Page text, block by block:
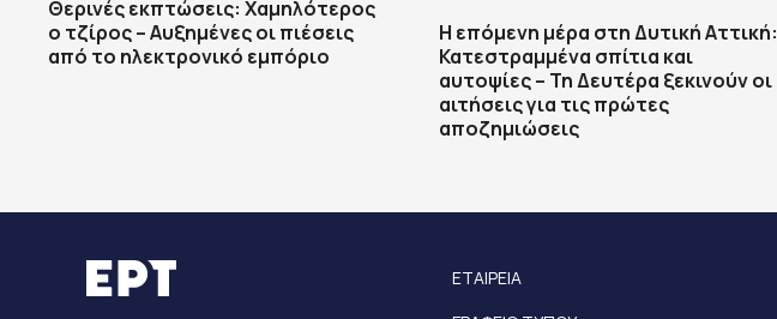
Θερινές εκπτώσεις: Χαμηλότερος
ο τζίρος – Αυξημένες οι πιέσεις
από το ηλεκτρονικό εμπόριο
Η επόμενη μέρα στη Δυτική Αττική:
Κατεστραμμένα σπίτια και
αυτοψίες – Τη Δευτέρα ξεκινούν οι
αιτήσεις για τις πρώτες
αποζημιώσεις
ΕΤΑΙΡΕΙΑ